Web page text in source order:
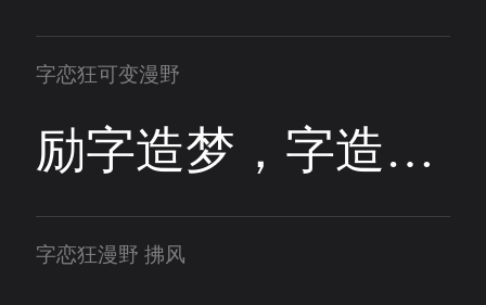
字恋狂可变漫野
励字造梦，字造梦想
字恋狂漫野 拂风